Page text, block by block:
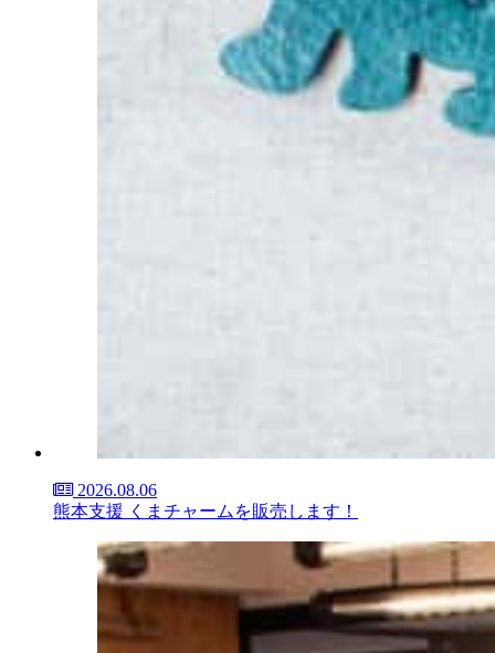
2026.08.06
熊本支援 くまチャームを販売します！